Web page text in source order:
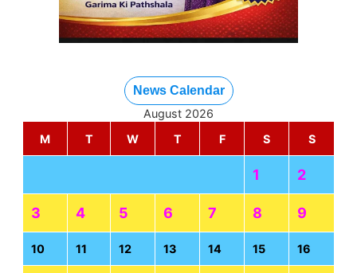
News Calendar
August 2026
M
T W T F S S
1 2
3 4 5 6 7 8 9
10 11 12 13 14 15 16